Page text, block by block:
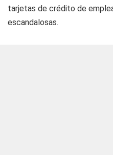
tarjetas de crédito de
escandalosas.